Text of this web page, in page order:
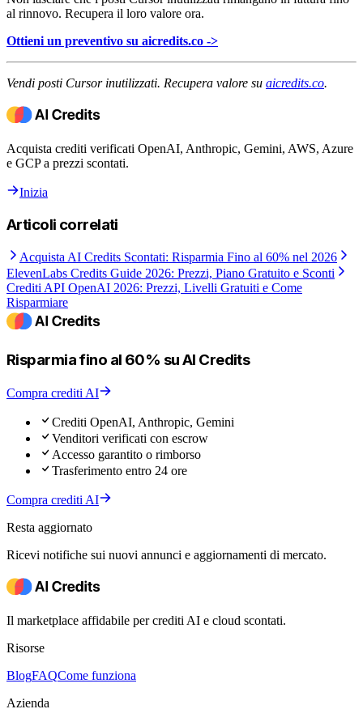
al rinnovo. Recupera il loro valore ora.
Ottieni un preventivo su aicredits.co ->
Vendi posti Cursor inutilizzati. Recupera valore su aicredits.co.
Acquista crediti verificati OpenAI, Anthropic, Gemini, AWS, Azure
e GCP a prezzi scontati.
Inizia
Articoli correlati
Acquista AI Credits Scontati: Risparmia Fino al 60% nel 2026
ElevenLabs Credits Guide 2026: Prezzi, Piano Gratuito e Sconti
Crediti API OpenAI 2026: Prezzi, Livelli Gratuiti e Come
Risparmiare
Risparmia fino al 60% su AI Credits
Compra crediti AI
Crediti OpenAI, Anthropic, Gemini
Venditori verificati con escrow
Accesso garantito o rimborso
Trasferimento entro 24 ore
Compra crediti AI
Resta aggiornato
Ricevi notifiche sui nuovi annunci e aggiornamenti di mercato.
Il marketplace affidabile per crediti AI e cloud scontati.
Risorse
BlogFAQCome funziona
Azienda